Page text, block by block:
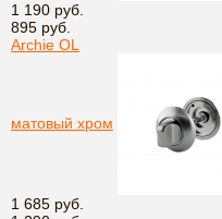
1 190 руб.
895 руб.
Archie OL
матовый хром
1 685 руб.